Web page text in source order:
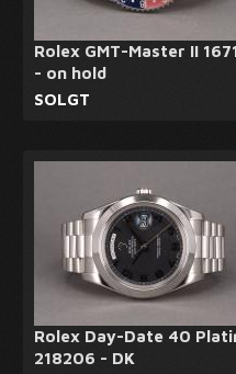
Rolex GMT-Master II
- on hold
SOLGT
Rolex Day-Date 40
218206 - DK